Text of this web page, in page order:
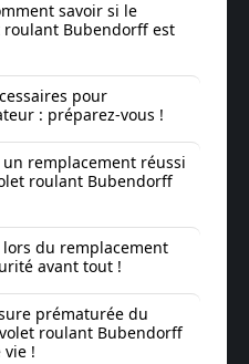
savoir si le
Bubendorff est
pour
: préparez-vous !
remplacement réussi
roulant Bubendorff
du remplacement
avant tout !
prématurée du
roulant Bubendorff
!